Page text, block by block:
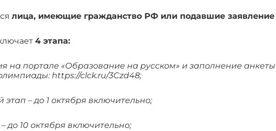
лица, имеющие гражданство РФ или подавшие заявление
4 этапа:
на портале «Образование на русском» и заполнение
https://clck.ru/3Czd48;
– до 1 октября включительно;
до 10 октября включительно;